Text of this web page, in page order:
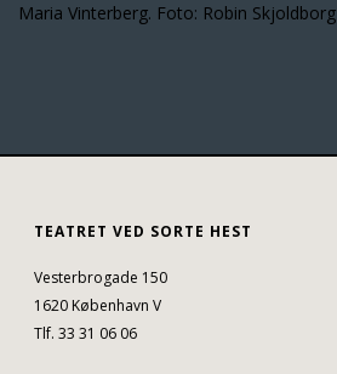
Maria Vinterberg. Foto: Robin Skjoldborg
TEATRET VED SORTE HEST
Vesterbrogade 150
1620 København V
Tlf. 33 31 06 06